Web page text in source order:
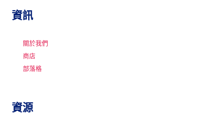
資訊
關於我們
商店
部落格
資源